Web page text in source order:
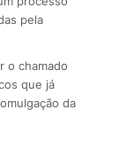
pela
o chamado
que já
da